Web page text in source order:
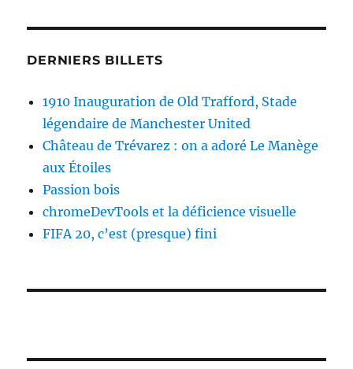
DERNIERS BILLETS
1910 Inauguration de Old Trafford, Stade
légendaire de Manchester United
Château de Trévarez : on a adoré Le Manège
aux Étoiles
Passion bois
chromeDevTools et la déficience visuelle
FIFA 20, c’est (presque) fini